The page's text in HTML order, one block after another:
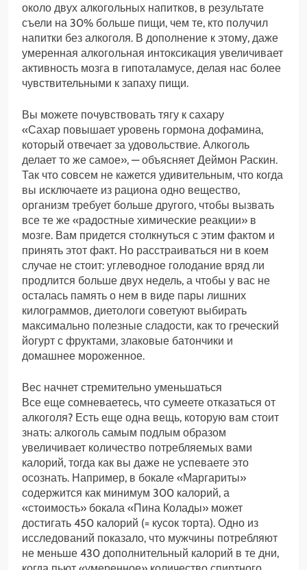
около двух алкогольных напитков, в результате
съели на 30% больше пищи, чем те, кто получил
напитки без алкоголя. В дополнение к этому, даже
умеренная алкогольная интоксикация увеличивает
активность мозга в гипоталамусе, делая нас более
чувствительными к запаху пищи.
Вы можете почувствовать тягу к сахару
«Сахар повышает уровень гормона дофамина,
который отвечает за удовольствие. Алкоголь
делает то же самое», — объясняет Деймон Раскин.
Так что совсем не кажется удивительным, что когда
вы исключаете из рациона одно вещество,
организм требует больше другого, чтобы вызвать
все те же «радостные химические реакции» в
мозге. Вам придется столкнуться с этим фактом и
принять этот факт. Но расстраиваться ни в коем
случае не стоит: углеводное голодание вряд ли
продлится больше двух недель, а чтобы у вас не
осталась память о нем в виде пары лишних
килограммов, диетологи советуют выбирать
максимально полезные сладости, как то греческий
йогурт с фруктами, злаковые батончики и
домашнее мороженное.
Вес начнет стремительно уменьшаться
Все еще сомневаетесь, что сумеете отказаться от
алкоголя? Есть еще одна вещь, которую вам стоит
знать: алкоголь самым подлым образом
увеличивает количество потребляемых вами
калорий, тогда как вы даже не успеваете это
осознать. Например, в бокале «Маргариты»
содержится как минимум 300 калорий, а
«стоимость» бокала «Пина Колады» может
достигать 450 калорий (= кусок торта). Одно из
исследований показало, что мужчины потребляют
не меньше 430 дополнительный калорий в те дни,